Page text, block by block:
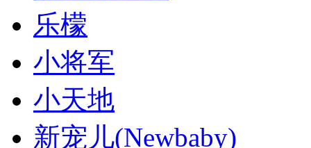
乐檬
小将军
小天地
新宠儿(Newbaby)